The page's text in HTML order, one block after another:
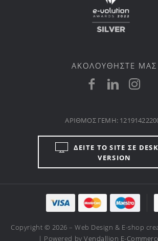
ΑΚΟΛΟΥΘΗΣΤΕ ΜΑΣ
ΔΕΙΤΕ ΤΟ SITE ΣΕ
VERSION
ΑΡΙΘΜΟΣ ΓΕΜΗ:
Copyright © 2026 – Web Design & E-shop
| Powered byVendallion E-